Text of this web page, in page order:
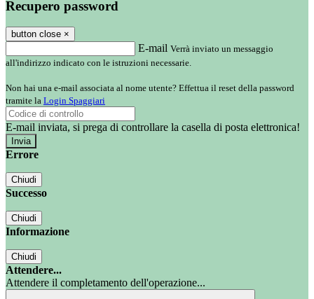
Recupero password
button close ×
E-mail Verrà inviato un messaggio
all'indirizzo indicato con le istruzioni necessarie.
Non hai una e-mail associata al nome utente? Effettua il reset della password
tramite la Login Spaggiari
E-mail inviata, si prega di controllare la casella di posta elettronica!
Errore
Chiudi
Successo
Chiudi
Informazione
Chiudi
Attendere...
Attendere il completamento dell'operazione...